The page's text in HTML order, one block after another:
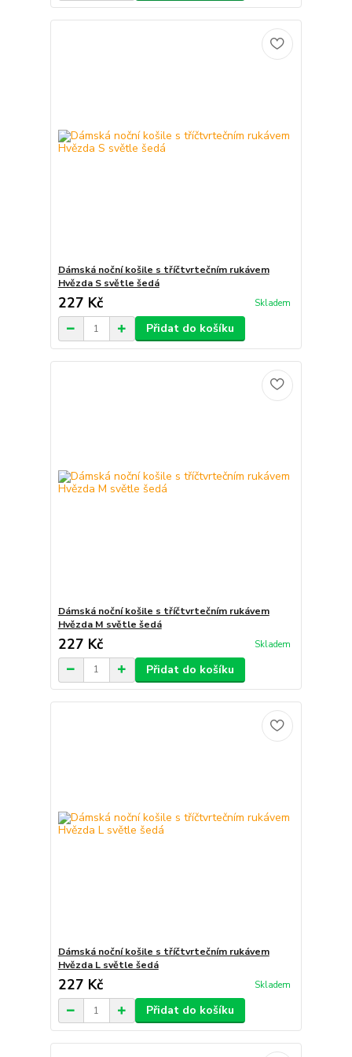
Dámská noční košile s tříčtvrtečním rukávem
Hvězda S světle šedá
227 Kč Skladem
Přidat do košíku
Dámská noční košile s tříčtvrtečním rukávem
Hvězda M světle šedá
227 Kč Skladem
Přidat do košíku
Dámská noční košile s tříčtvrtečním rukávem
Hvězda L světle šedá
227 Kč Skladem
Přidat do košíku